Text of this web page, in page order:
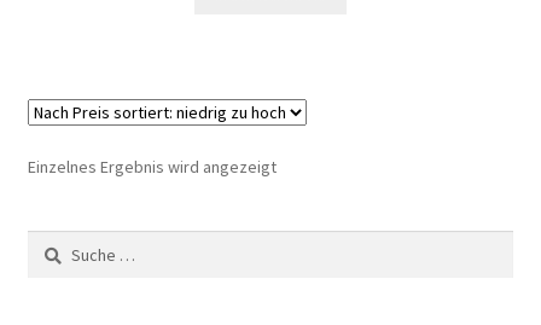
Einzelnes Ergebnis wird angezeigt
Suche
nach: